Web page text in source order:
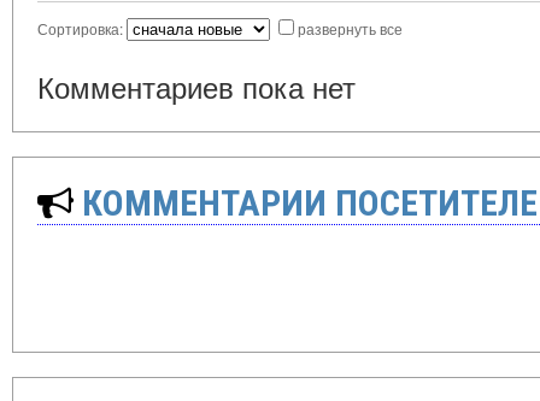
Сортировка: развернуть все
Комментариев пока нет
КОММЕНТАРИИ